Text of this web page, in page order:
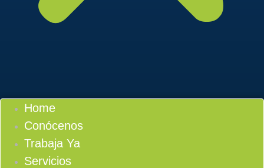
Home
Conócenos
Trabaja Ya
Servicios